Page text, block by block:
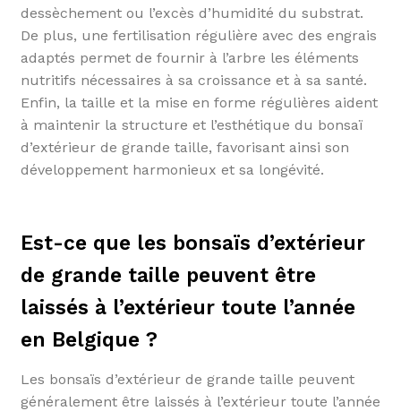
dessèchement ou l’excès d’humidité du substrat.
De plus, une fertilisation régulière avec des engrais
adaptés permet de fournir à l’arbre les éléments
nutritifs nécessaires à sa croissance et à sa santé.
Enfin, la taille et la mise en forme régulières aident
à maintenir la structure et l’esthétique du bonsaï
d’extérieur de grande taille, favorisant ainsi son
développement harmonieux et sa longévité.
Est-ce que les bonsaïs d’extérieur
de grande taille peuvent être
laissés à l’extérieur toute l’année
en Belgique ?
Les bonsaïs d’extérieur de grande taille peuvent
généralement être laissés à l’extérieur toute l’année